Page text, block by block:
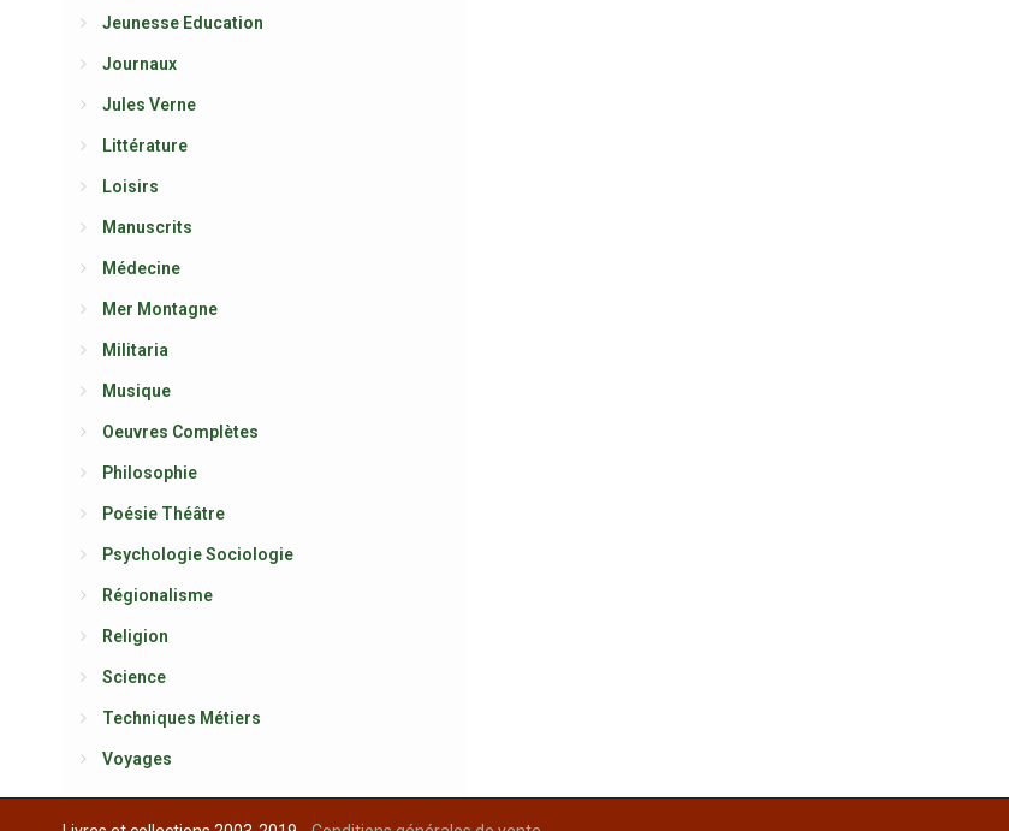
Jeunesse Education
Journaux
Jules Verne
Littérature
Loisirs
Manuscrits
Médecine
Mer Montagne
Militaria
Musique
Oeuvres Complètes
Philosophie
Poésie Théâtre
Psychologie Sociologie
Régionalisme
Religion
Science
Techniques Métiers
Voyages